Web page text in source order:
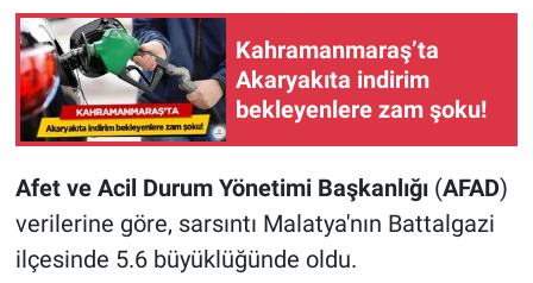
Kahramanmaraş’ta
Akaryakıta indirim
bekleyenlere zam şoku!
Afet ve Acil Durum Yönetimi Başkanlığı(AFAD)
verilerine göre, sarsıntı Malatya'nın Battalgazi
ilçesinde 5.6 büyüklüğünde oldu.